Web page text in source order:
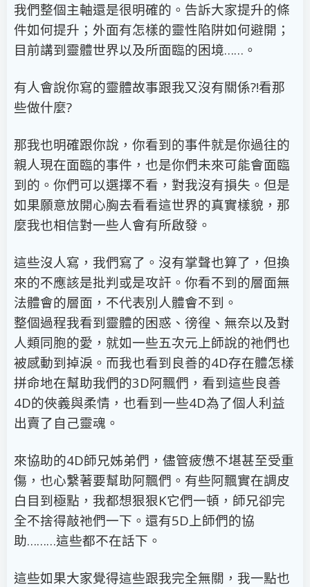
我們整個主軸還是很明確的。告訴大家提升的條
件如何提升；外面有怎樣的靈性陷阱如何避開；
目前講到靈體世界以及所面臨的困境…… 。
有人會說你寫的靈體故事跟我又沒有關係?!看那
些做什麼?
那我也明確跟你說，你看到的事件就是你過往的
親人現在面臨的事件，也是你們未來可能會面臨
到的。你們可以選擇不看，對我沒有損失。但是
如果願意放開心胸去看看這世界的真實樣貌，那
麼我也相信對一些人會有所啟發。
這些沒人寫，我們寫了。沒有掌聲也算了，但換
來的不應該是批判或是攻訐。你看不到的層面無
法體會的層面，不代表別人體會不到。
整個過程我看到靈體的困惑、徬徨、無奈以及對
人類同胞的愛，就如一些五次元上師說的祂們也
被感動到掉淚。而我也看到良善的4D存在體怎樣
拼命地在幫助我們的3D阿飄們，看到這些良善
4D的俠義與柔情，也看到一些4D為了個人利益
出賣了自己靈魂。
來協助的4D師兄姊弟們，儘管疲憊不堪甚至受重
傷，也心繫著要幫助阿飄們。有些阿飄實在調皮
白目到極點，我都想狠狠K它們一頓，師兄卻完
全不捨得敲祂們一下。還有5D上師們的協
助………這些都不在話下。
這些如果大家覺得這些跟我完全無關，我一點也